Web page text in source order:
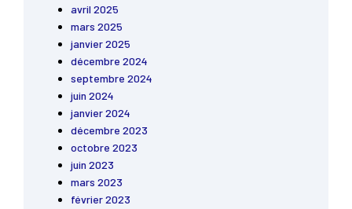
avril 2025
mars 2025
janvier 2025
décembre 2024
septembre 2024
juin 2024
janvier 2024
décembre 2023
octobre 2023
juin 2023
mars 2023
février 2023